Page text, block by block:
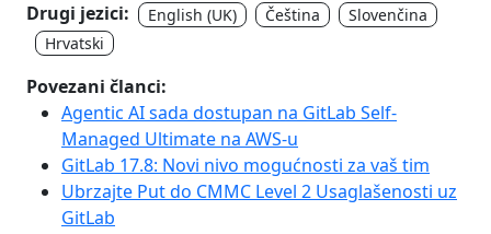
Drugi jezici: English (UK) Čeština
Slovenčina
Hrvatski
Povezani članci:
Agentic AI sada dostupan na GitLab Self-
Managed Ultimate na AWS-u
GitLab 17.8: Novi nivo mogućnosti za vaš tim
Ubrzajte Put do CMMC Level 2 Usaglašenosti uz
GitLab